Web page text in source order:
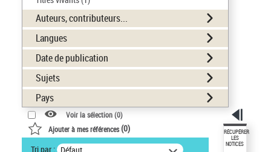
Auteurs, contributeurs...
Langues
Date de publication
Sujets
Pays
Voir la sélection (0)
Ajouter à mes références(0)
Tri par :
RÉCUPÉRER
LES
NOTICES